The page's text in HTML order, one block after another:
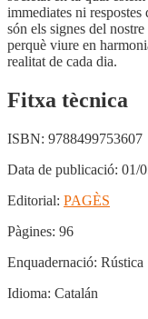
immediates ni
són els signes del
perquè viure en
realitat de cada dia.
Fitxa tècnica
ISBN: 9788499753607
Data de publicació: 01/
Editorial: PAGÈS
Pàgines: 96
Enquadernació: Rústica
Idioma: Catalán